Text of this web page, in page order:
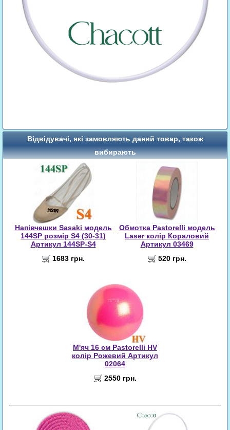
Відвідувачі, які замовляють даний товар, також
вибирають
Напівчешки Sasaki модель
144SP розмір S4 (30-31)
Артикул 144SP-S4
1683 грн.
Обмотка Pastorelli модель
Laser колір Кораловий
Артикул 03469
520 грн.
М'яч 16 см Pastorelli HV
колір Рожевий Артикул
02064
2550 грн.